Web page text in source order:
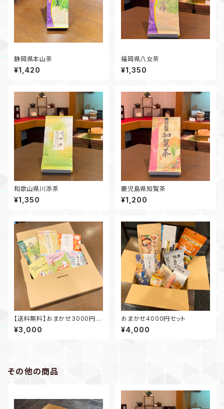
静岡県本山茶
¥1,420
福岡県八女茶
¥1,350
和歌山県川添茶
¥1,350
鹿児島県知覧茶
¥1,200
【送料無料】おまかせ3000円セ
ット
¥3,000
おまかせ4000円セット
¥4,000
その他の商品